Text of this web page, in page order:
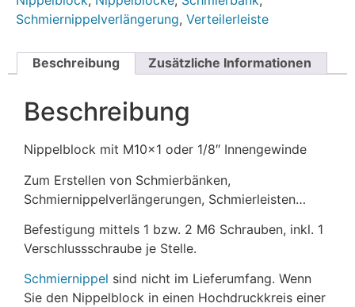
Schmiernippelverlängerung, Verteilerleiste
Beschreibung Zusätzliche Informationen
Beschreibung
Nippelblock mit M10x1 oder 1/8″ Innengewinde
Zum Erstellen von Schmierbänken,
Schmiernippelverlängerungen, Schmierleisten…
Befestigung mittels 1 bzw. 2 M6 Schrauben, inkl. 1
Verschlussschraube je Stelle.
Schmiernippel sind nicht im Lieferumfang. Wenn
Sie den Nippelblock in einen Hochdruckkreis einer